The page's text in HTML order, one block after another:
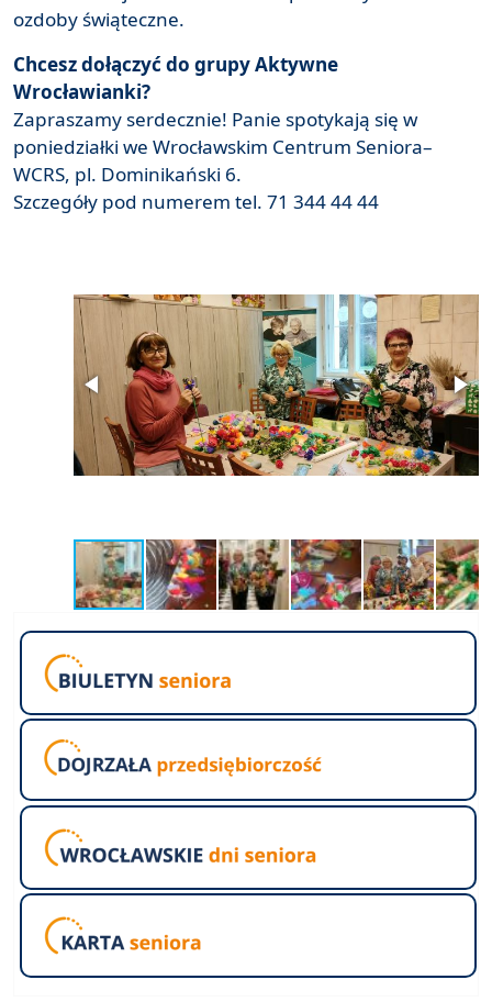
ozdoby świąteczne.
Chcesz dołączyć do grupy Aktywne
Wrocławianki?
Zapraszamy serdecznie! Panie spotykają się w
poniedziałki we Wrocławskim Centrum Seniora–
WCRS, pl. Dominikański 6.
Szczegóły pod numerem tel. 71 344 44 44